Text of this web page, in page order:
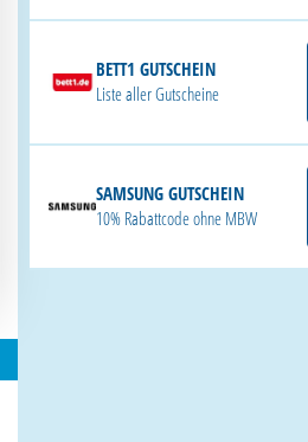
BETT1 GUTSCHEIN
Liste aller Gutscheine
SAMSUNG GUTSCHEIN
10% Rabattcode ohne MBW